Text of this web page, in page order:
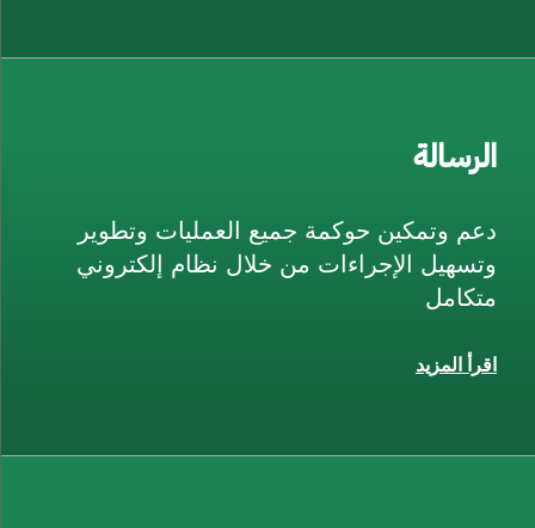
الرسالة
دعم وتمكين حوكمة جميع العمليات وتطوير
وتسهيل الإجراءات من خلال نظام إلكتروني
متكامل
اقرأ المزيد